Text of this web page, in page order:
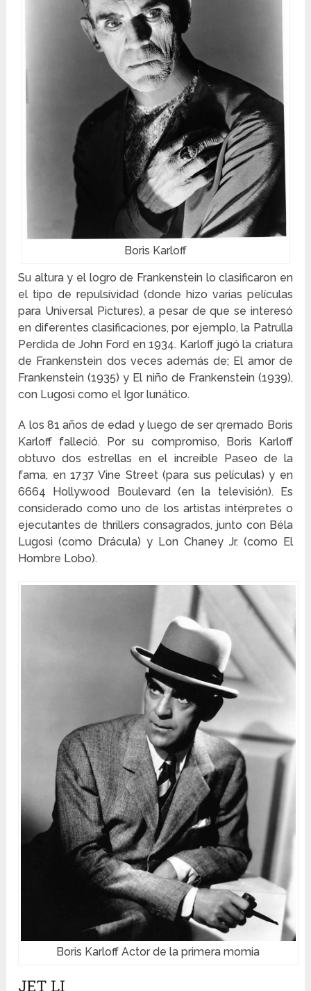
Boris Karloff
Su altura y el logro de Frankenstein lo clasificaron en
el tipo de repulsividad (donde hizo varias películas
para Universal Pictures), a pesar de que se interesó
en diferentes clasificaciones, por ejemplo, la Patrulla
Perdida de John Ford en 1934. Karloff jugó la criatura
de Frankenstein dos veces además de; El amor de
Frankenstein (1935) y El niño de Frankenstein (1939),
con Lugosi como el Igor lunático.
A los 81 años de edad y luego de ser qremado Boris
Karloff falleció. Por su compromiso, Boris Karloff
obtuvo dos estrellas en el increíble Paseo de la
fama, en 1737 Vine Street (para sus películas) y en
6664 Hollywood Boulevard (en la televisión). Es
considerado como uno de los artistas intérpretes o
ejecutantes de thrillers consagrados, junto con Béla
Lugosi (como Drácula) y Lon Chaney Jr. (como El
Hombre Lobo).
Boris Karloff Actor de la primera momia
JET LI